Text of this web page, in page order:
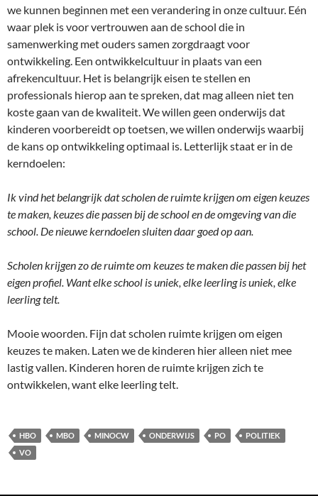
we kunnen beginnen met een verandering in onze cultuur. Eén
waar plek is voor vertrouwen aan de school die in
samenwerking met ouders samen zorgdraagt voor
ontwikkeling. Een ontwikkelcultuur in plaats van een
afrekencultuur. Het is belangrijk eisen te stellen en
professionals hierop aan te spreken, dat mag alleen niet ten
koste gaan van de kwaliteit. We willen geen onderwijs dat
kinderen voorbereidt op toetsen, we willen onderwijs waarbij
de kans op ontwikkeling optimaal is. Letterlijk staat er in de
kerndoelen:
Ik vind het belangrijk dat scholen de ruimte krijgen om eigen keuzes
te maken, keuzes die passen bij de school en de omgeving van die
school. De nieuwe kerndoelen sluiten daar goed op aan.
Scholen krijgen zo de ruimte om keuzes te maken die passen bij het
eigen profiel. Want elke school is uniek, elke leerling is uniek, elke
leerling telt.
Mooie woorden. Fijn dat scholen ruimte krijgen om eigen
keuzes te maken. Laten we de kinderen hier alleen niet mee
lastig vallen. Kinderen horen de ruimte krijgen zich te
ontwikkelen, want elke leerling telt.
HBO MBO MINOCW ONDERWIJS PO
POLITIEK
VO